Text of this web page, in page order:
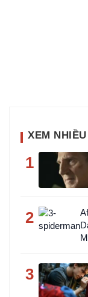
XEM
1
2
3